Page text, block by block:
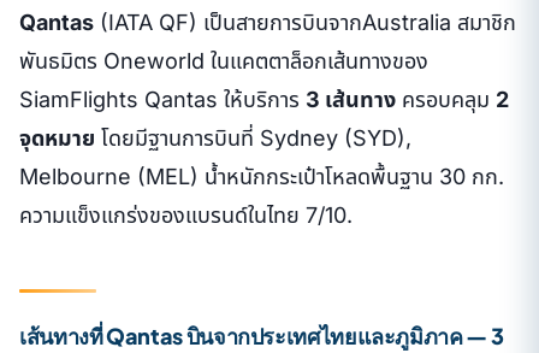
Qantas (IATA QF) เป็นสายการบินจากAustralia สมาชิก
พันธมิตร Oneworld ในแคตตาล็อกเส้นทางของ
SiamFlights Qantas ให้บริการ 3 เส้นทาง ครอบคลุม 2
จุดหมาย โดยมีฐานการบินที่ Sydney (SYD),
Melbourne (MEL) น้ำหนักกระเป๋าโหลดพื้นฐาน 30 กก.
ความแข็งแกร่งของแบรนด์ในไทย 7/10.
เส้นทางที่ Qantas บินจากประเทศไทยและภูมิภาค — 3